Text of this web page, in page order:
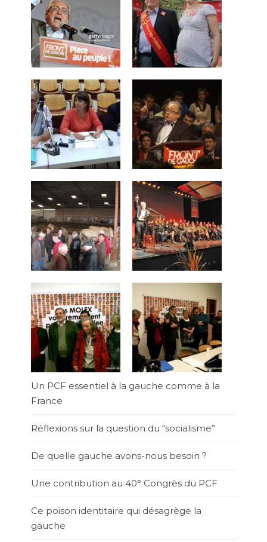
Un PCF essentiel à la gauche comme à la
France
Réflexions sur la question du “socialisme”
De quelle gauche avons-nous besoin ?
Une contribution au 40° Congrès du PCF
Ce poison identitaire qui désagrège la
gauche